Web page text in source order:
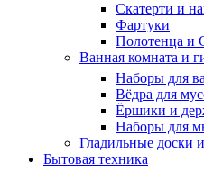
Скатерти и
Фартуки
Полотенца и
Ванная комната и
Наборы для
Вёдра для
Ёршики и
Наборы для
Гладильные доски
Бытовая техника